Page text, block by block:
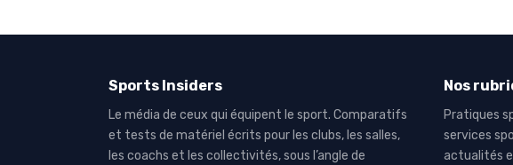
Sports Insiders
Le média de ceux qui équipent le sport. Comparatifs
et tests de matériel écrits pour les clubs, les salles,
les coachs et les collectivités, sous l’angle de
Nos
Pratiques
services
actualités